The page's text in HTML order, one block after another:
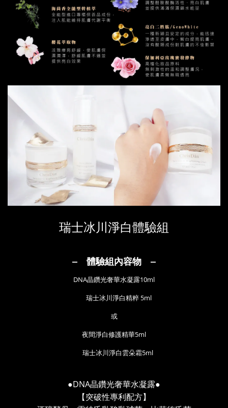
瑞士冰川淨白體驗組
‒ 體驗組內容物 ‒
DNA晶鑽光奢華水凝露10ml
瑞士冰川淨白精粹 5ml
或
夜間淨白修護精華5ml
瑞士冰川淨白雲朵霜5ml
●DNA晶鑽光奢華水凝露●
【突破性專利配方】